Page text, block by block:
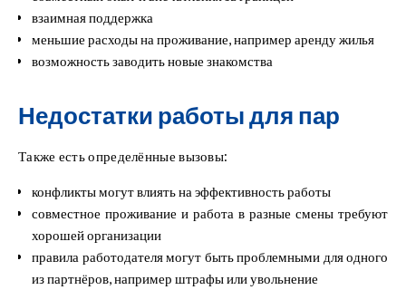
взаимная поддержка
меньшие расходы на проживание, например аренду жилья
возможность заводить новые знакомства
Недостатки работы для пар
Также есть определённые вызовы:
конфликты могут влиять на эффективность работы
совместное проживание и работа в разные смены требуют
хорошей организации
правила работодателя могут быть проблемными для одного
из партнёров, например штрафы или увольнение